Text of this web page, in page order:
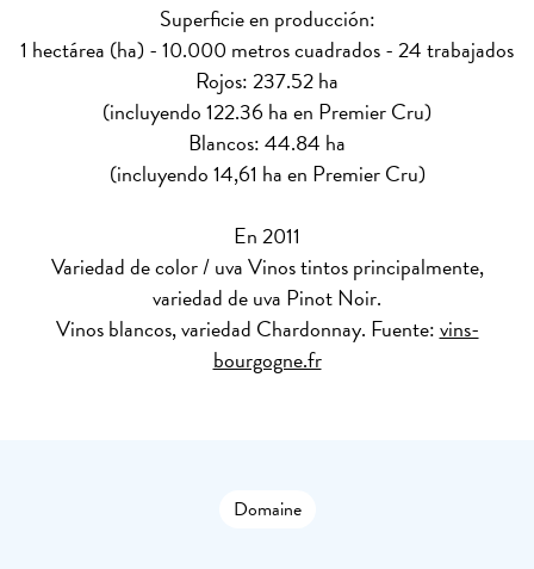
Superficie en producción:
1 hectárea (ha) - 10.000 metros cuadrados - 24 trabajados
Rojos: 237.52 ha
(incluyendo 122.36 ha en Premier Cru)
Blancos: 44.84 ha
(incluyendo 14,61 ha en Premier Cru)
En 2011
Variedad de color / uvaVinos tintos principalmente,
variedad de uva Pinot Noir.
Vinos blancos, variedad Chardonnay. Fuente:vins-
bourgogne.fr
Domaine